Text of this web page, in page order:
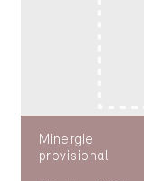
Minergie
provisional